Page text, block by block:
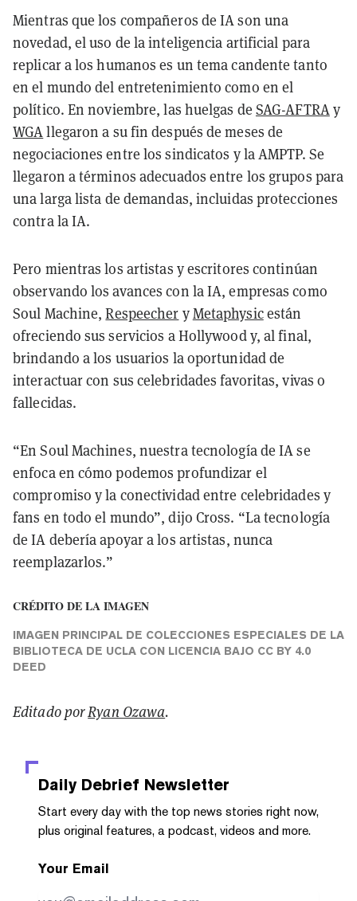
Mientras que los compañeros de IA son una
novedad, el uso de la inteligencia artificial para
replicar a los humanos es un tema candente tanto
en el mundo del entretenimiento como en el
político. En noviembre, las huelgas de SAG-AFTRAy
WGAllegaron a su fin después de meses de
negociaciones entre los sindicatos y la AMPTP. Se
llegaron a términos adecuados entre los grupos para
una larga lista de demandas, incluidas protecciones
contra la IA.
Pero mientras los artistas y escritores continúan
observando los avances con la IA, empresas como
Soul Machine,Respeecher yMetaphysicestán
ofreciendo sus servicios a Hollywood y, al final,
brindando a los usuarios la oportunidad de
interactuar con sus celebridades favoritas, vivas o
fallecidas.
“En Soul Machines, nuestra tecnología de IA se
enfoca en cómo podemos profundizar el
compromiso y la conectividad entre celebridades y
fans en todo el mundo”, dijo Cross. “La tecnología
de IA debería apoyar a los artistas, nunca
reemplazarlos.”
CRÉDITO DE LA IMAGEN
IMAGEN PRINCIPAL DE COLECCIONES ESPECIALES DE LA
BIBLIOTECA DE UCLA CON LICENCIA BAJO CC BY 4.0
DEED
Editado porRyan Ozawa.
Daily Debrief Newsletter
Start every day with the top news stories right now,
plus original features, a podcast, videos and more.
Your Email